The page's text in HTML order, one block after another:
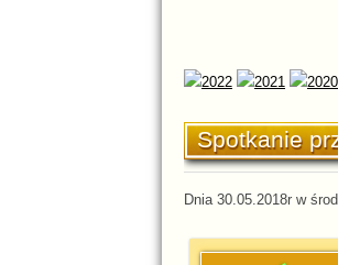
Spotkanie
Dnia 30.05.2018r w